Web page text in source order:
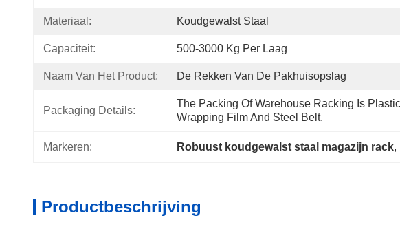
Materiaal: Koudgewalst Staal
Capaciteit: 500-3000 Kg Per Laag
Naam Van Het Product: De Rekken Van De Pakhuisopslag
Packaging Details:
The Packing Of Warehouse Racking Is Plastic
Wrapping Film And Steel Belt.
Markeren: Robuust koudgewalst staal magazijn rack,
Productbeschrijving